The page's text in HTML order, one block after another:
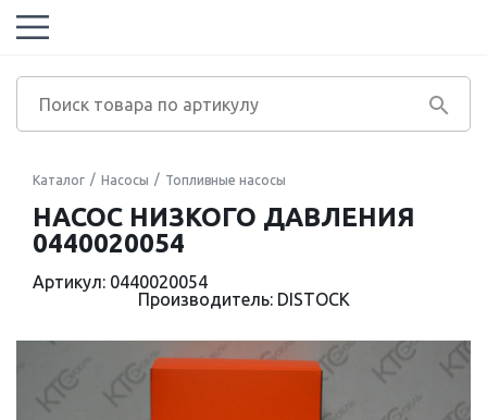
Каталог Насосы Топливные насосы
НАСОС НИЗКОГО ДАВЛЕНИЯ
0440020054
Артикул: 0440020054
Производитель: DISTOCK